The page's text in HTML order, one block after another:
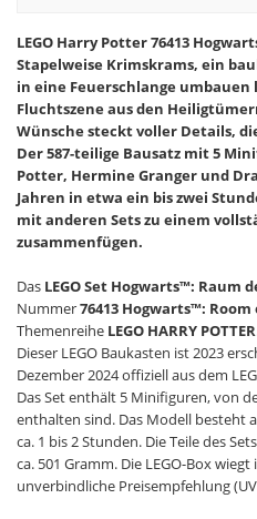
LEGO Harry Potter 76413
Stapelweise Krimskrams, ein
in eine Feuerschlange umbauen
Fluchtszene aus den
Wünsche steckt voller Details,
Der 587-teilige Bausatz mit 5
Potter, Hermine Granger und
Jahren in etwa ein bis zwei
mit anderen Sets zu einem
zusammenfügen.
Das LEGO Set Hogwarts™: Raum
Nummer76413 Hogwarts™:
Themenreihe LEGO HARRY POTTER
Dieser LEGO Baukasten ist 2023
Dezember 2024 offiziell aus dem
Das Set enthält 5 Minifiguren, von
enthalten sind. Das Modell besteht
ca. 1 bis 2 Stunden. Die Teile des
ca. 501 Gramm. Die LEGO-Box
unverbindliche Preisempfehlung